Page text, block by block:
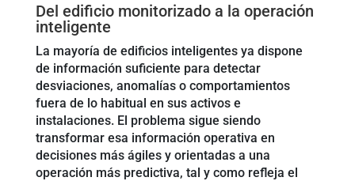
Del edificio monitorizado a la operación
inteligente
La mayoría de edificios inteligentes ya dispone
de información suficiente para detectar
desviaciones, anomalías o comportamientos
fuera de lo habitual en sus activos e
instalaciones. El problema sigue siendo
transformar esa información operativa en
decisiones más ágiles y orientadas a una
operación más predictiva, tal y como refleja el